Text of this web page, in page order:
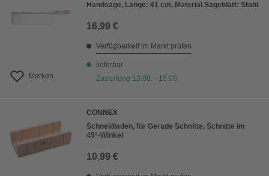
Merken
Handsäge, Länge: 41 cm, Material Sägeblatt: Stahl
16,99 €
Verfügbarkeit im Markt prüfen
lieferbar
Zustellung 13.08. - 15.08.
CONNEX
Schneidladen, für Gerade Schnitte, Schnitte im
45°-Winkel
10,99 €